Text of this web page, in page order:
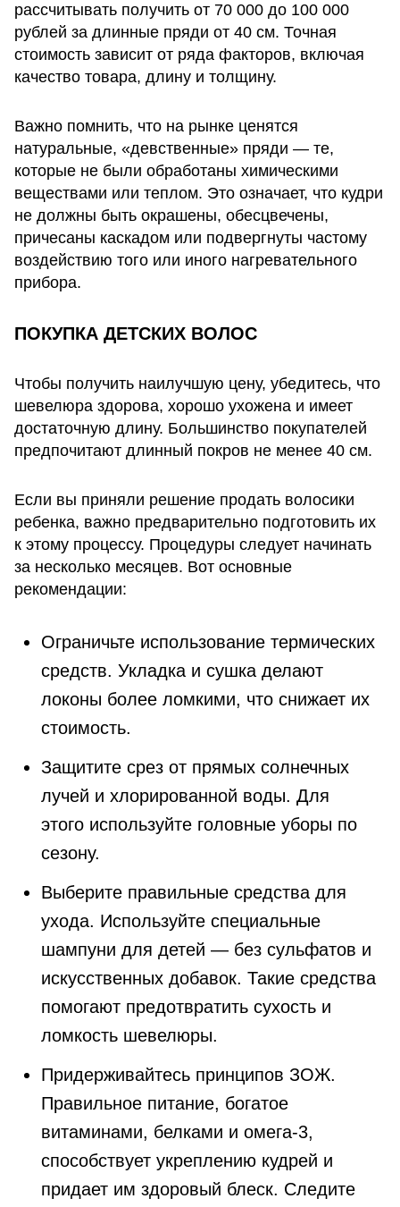
рассчитывать получить от 70 000 до 100 000
рублей за длинные пряди от 40 см. Точная
стоимость зависит от ряда факторов, включая
качество товара, длину и толщину.
Важно помнить, что на рынке ценятся
натуральные, «девственные» пряди — те,
которые не были обработаны химическими
веществами или теплом. Это означает, что кудри
не должны быть окрашены, обесцвечены,
причесаны каскадом или подвергнуты частому
воздействию того или иного нагревательного
прибора.
ПОКУПКА ДЕТСКИХ ВОЛОС
Чтобы получить наилучшую цену, убедитесь, что
шевелюра здорова, хорошо ухожена и имеет
достаточную длину. Большинство покупателей
предпочитают длинный покров не менее 40 см.
Если вы приняли решение продать волосики
ребенка, важно предварительно подготовить их
к этому процессу. Процедуры следует начинать
за несколько месяцев. Вот основные
рекомендации:
Ограничьте использование термических
средств. Укладка и сушка делают
локоны более ломкими, что снижает их
стоимость.
Защитите срез от прямых солнечных
лучей и хлорированной воды. Для
этого используйте головные уборы по
сезону.
Выберите правильные средства для
ухода. Используйте специальные
шампуни для детей — без сульфатов и
искусственных добавок. Такие средства
помогают предотвратить сухость и
ломкость шевелюры.
Придерживайтесь принципов ЗОЖ.
Правильное питание, богатое
витаминами, белками и омега-3,
способствует укреплению кудрей и
придает им здоровый блеск. Следите